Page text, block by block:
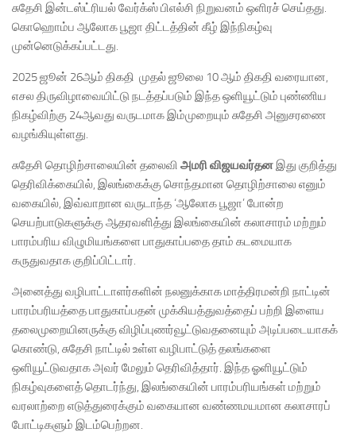
சுதேசி இன்டஸ்ட்ரியல் வேர்க்ஸ் பிஎல்சி நிறுவனம் ஒளிரச் செய்தது.
கொஹொம்ப ஆலோக பூஜா திட்டத்தின் கீழ் இந்நிகழ்வு
முன்னெடுக்கப்பட்டது.
2025 ஜூன் 26ஆம் திகதி முதல் ஜூலை 10 ஆம் திகதி வரையான,
எசல திருவிழாவையிட்டு நடத்தப்படும் இந்த ஒளியூட்டும் புண்ணிய
நிகழ்விற்கு 24ஆவது வருடமாக இம்முறையும் சுதேசி அனுசரணை
வழங்கியுள்ளது.
சுதேசி தொழிற்சாலையின் தலைவி அமரி விஜயவர்தனஇது குறித்து
தெரிவிக்கையில், இலங்கைக்கு சொந்தமான தொழிற்சாலை எனும்
வகையில், இவ்வாறான வருடாந்த ‘ஆலோக பூஜா’ போன்ற
செயற்பாடுகளுக்கு ஆதரவளித்து இலங்கையின் கலாசாரம் மற்றும்
பாரம்பரிய விழுமியங்களை பாதுகாப்பதை தாம் கடமையாக
கருதுவதாக குறிப்பிட்டார்.
அனைத்து வழிபாட்டாளர்களின் நலனுக்காக மாத்திரமன்றி நாட்டின்
பாரம்பரியத்தை பாதுகாப்பதன் முக்கியத்துவத்தைப் பற்றி இளைய
தலைமுறையினருக்கு விழிப்புணர்வூட்டுவதனையும் அடிப்படையாகக்
கொண்டு, சுதேசி நாட்டில் உள்ள வழிபாட்டுத் தலங்களை
ஒளியூட்டுவதாக அவர் மேலும் தெரிவித்தார். இந்த ஓளியூட்டும்
நிகழ்வுகளைத் தொடர்ந்து, இலங்கையின் பாரம்பரியங்கள் மற்றும்
வரலாற்றை எடுத்துரைக்கும் வகையான வண்ணமயமான கலாசாரப்
போட்டிகளும் இடம்பெற்றன.